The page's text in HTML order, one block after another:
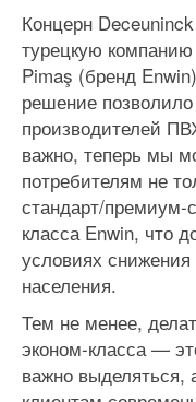
Концерн
турецкую
Pimaş (бренд
решение
производителей
важно, теперь мы
потребителям не
стандарт/премиум-
класса Enwin, что
условиях снижения
населения.
Тем не менее,
эконом-класса —
важно выделяться,